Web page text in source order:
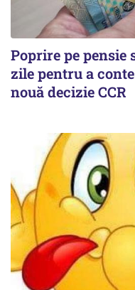
Poprire pe pensie
zile pentru a
nouă decizie CCR